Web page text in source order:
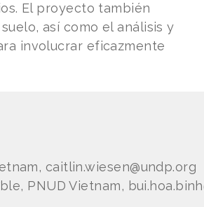
El proyecto también
así como el análisis y
involucrar eficazmente
caitlin.wiesen@undp.org
PNUD Vietnam,